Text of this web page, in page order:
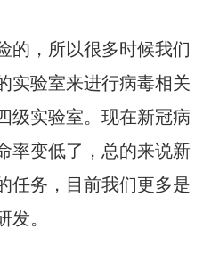
，所以很多时候我们
实验室来进行病毒相关
级实验室。现在新冠病
率变低了，总的来说新
任务，目前我们更多是
发。